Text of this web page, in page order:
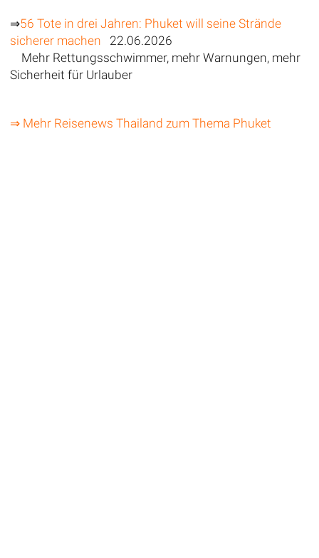
⇒56 Tote in drei Jahren: Phuket will seine Strände
sicherer machen 22.06.2026
Mehr Rettungsschwimmer, mehr Warnungen, mehr
Sicherheit für Urlauber
⇒ Mehr Reisenews Thailand zum Thema Phuket